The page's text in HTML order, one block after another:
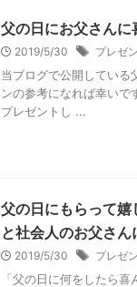
父の日にお父さん
2019/5/30 プレゼ
当ブログで公開している
ンの参考になれば幸い
プレゼントし ...
父の日にもらって
と社会人のお父さん
2019/5/30 プレゼ
「父の日に何をしたら